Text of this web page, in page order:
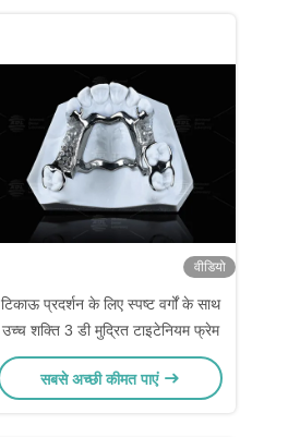
वीडियो
टिकाऊ प्रदर्शन के लिए स्पष्ट वर्गों के साथ
उच्च शक्ति 3 डी मुद्रित टाइटेनियम फ्रेम
सबसे अच्छी कीमत पाएं